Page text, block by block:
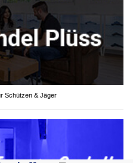
Schützen & Jäger